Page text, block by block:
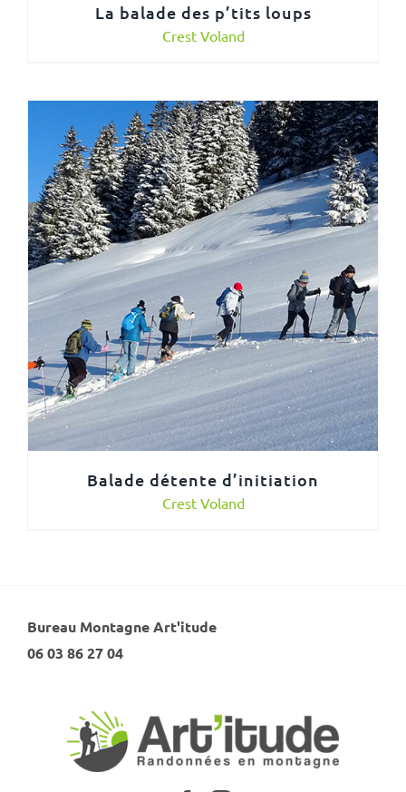
La balade des p’tits loups
Crest Voland
Balade détente d’initiation
Crest Voland
Bureau Montagne Art'itude
06 03 86 27 04